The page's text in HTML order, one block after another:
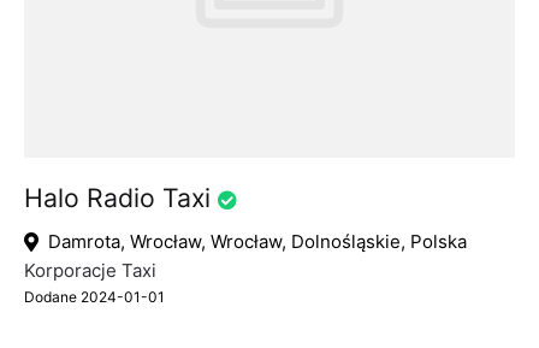
Halo Radio Taxi
Damrota, Wrocław, Wrocław, Dolnośląskie, Polska
Korporacje Taxi
Dodane 2024-01-01